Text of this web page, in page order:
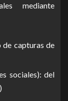
mediante
de capturas de
sociales): del